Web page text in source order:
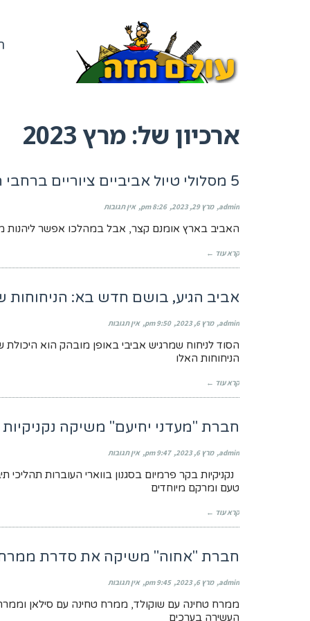
ארכיון של:מרץ 2023
5 מסלולי טיול אביביים ציוריים ברחבי הארץ
admin מרץ 29, 2023 8:26 pm אין תגובות
האביב בארץ אומנם קצר, אבל במהלכו אפשר ליהנות
קרא עוד ←
אביב הגיע, בושם חדש בא: הניחוחות
admin מרץ 6, 2023 9:50 pm אין תגובות
הסוד לניחוח שמרגיש אביבי באופן מובהק הוא
הניחוחות האלו
קרא עוד ←
חברת "מעדני יחיעם" משיקה
admin מרץ 6, 2023 9:47 pm אין תגובות
נקניקיות בקר פרמיום בסגנון בווארי העוברות תהליכי
טעם ומרקם מיוחדים
קרא עוד ←
חברת "אחוה" משיקה את סדרת
admin מרץ 6, 2023 9:45 pm אין תגובות
ממרח טחינה עם שוקולד, ממרח טחינה עם סילאן
העשירה בערכים